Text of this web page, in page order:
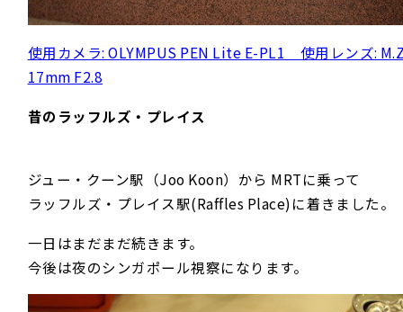
使用カメラ: OLYMPUS PEN Lite E-PL1 使用レンズ:
17mm F2.8
昔のラッフルズ・プレイス
ジュー・クーン駅（Joo Koon）から MRTに乗って
ラッフルズ・プレイス駅(Raffles Place)に着きました。
一日はまだまだ続きます。
今後は夜のシンガポール視察になります。